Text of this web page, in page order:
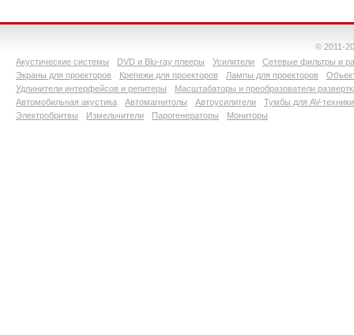
© 2011-
Акустические системы
DVD и Blu-ray плееры Усилители
Сетевые фильтры и
Экраны для проекторов
Крепежи для проекторов Лампы для проекторов
Удлинители интерфейсов и репитеры
Масштабаторы и преобразователи
Автомобильная акустика
Автомагнитолы Автоусилители
Тумбы для AV-техники
Электробритвы
Измельчители Парогенераторы Мониторы